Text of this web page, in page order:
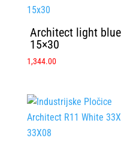
Architect light blue
15×30
1,344.00